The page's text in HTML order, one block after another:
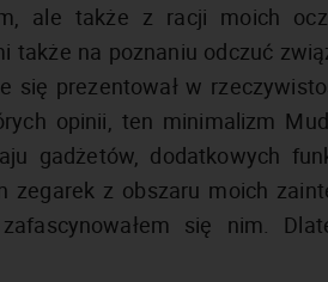
ale także z racji moich
także na poznaniu odczuć
prezentował w
opinii, ten minimalizm
gadżetów, dodatkowych
zegarek z obszaru moich
się nim.